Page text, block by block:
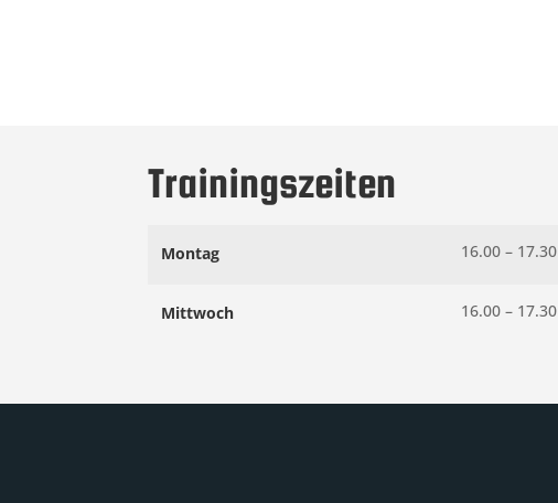
Trainingszeiten
Montag 16.00 – 17.30
Mittwoch 16.00 – 17.30